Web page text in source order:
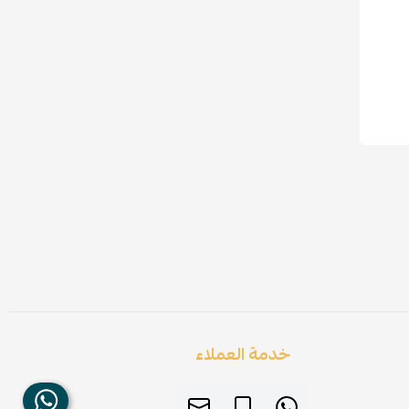
خدمة العملاء